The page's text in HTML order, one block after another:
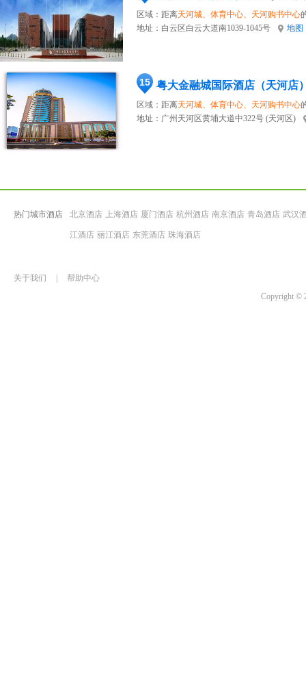
区域：距离天河城、体育中心、天河购书中心
地址： 白云区白云大道南1039-1045号 地图
15 粤大金融城国际酒店（天河店
区域：距离天河城、体育中心、天河购书中心
地址： 广州天河区黄埔大道中322号 (天河区)
热门城市酒店 北京酒店 上海酒店 厦门酒店 杭州酒店 南京酒店 青岛酒店 武汉
江酒店 丽江酒店 东莞酒店 珠海酒店
关于我们
帮助中心
Copyright ©